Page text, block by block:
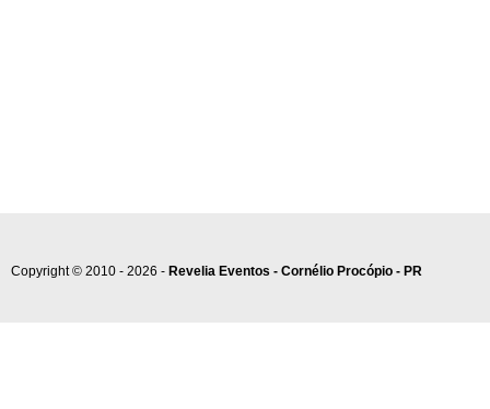
Copyright © 2010 - 2026 - Revelia Eventos - Cornélio Procópio - PR